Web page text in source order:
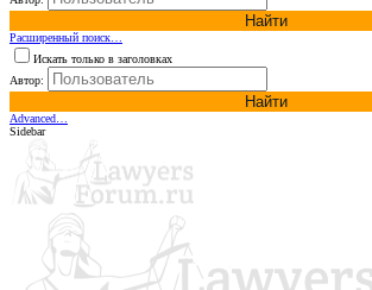
Найти
Расширенный поиск…
Искать только в заголовках
Автор:
Найти
Advanced…
Sidebar